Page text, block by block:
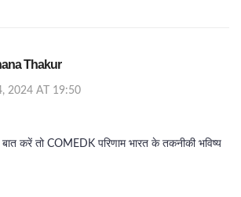
Thakur
2024 AT 19:50
करें तो COMEDK परिणाम भारत के तकनीकी भविष्य